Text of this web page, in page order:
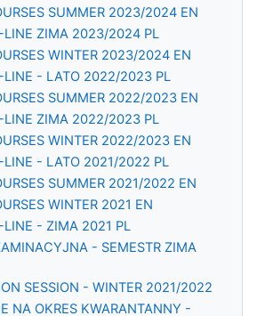
SUMMER 2023/2024 EN
LINE ZIMA 2023/2024 PL
WINTER 2023/2024 EN
LINE - LATO 2022/2023 PL
SUMMER 2022/2023 EN
LINE ZIMA 2022/2023 PL
WINTER 2022/2023 EN
LINE - LATO 2021/2022 PL
SUMMER 2021/2022 EN
WINTER 2021 EN
LINE - ZIMA 2021 PL
- SEMESTR ZIMA
SESSION - WINTER 2021/2022
NA OKRES KWARANTANNY -